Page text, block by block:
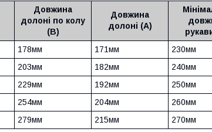
Довжина
долоні по колу
(В)
Довжина
долоні (А)
178мм 171мм
230мм
203мм 182мм
240мм
229мм 192мм
250мм
254мм 204мм
260мм
279мм 215мм 270мм